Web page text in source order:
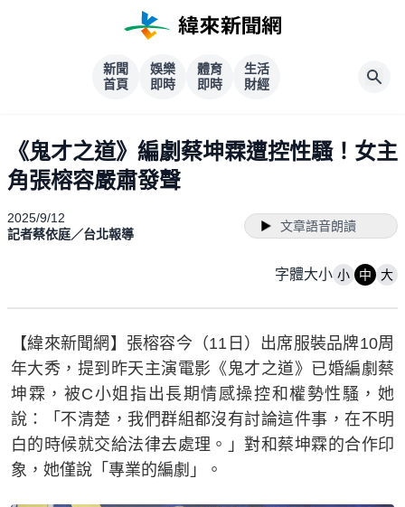
新聞
首頁
娛樂
即時
體育
即時
生活
財經
《鬼才之道》編劇蔡坤霖遭控性騷！女主
角張榕容嚴肅發聲
2025/9/12
記者蔡依庭／台北報導
文章語音朗讀
字體大小 小 中 大
【緯來新聞網】張榕容今（11日）出席服裝品牌10周
年大秀，提到昨天主演電影《鬼才之道》已婚編劇蔡
坤霖，被C小姐指出長期情感操控和權勢性騷，她
說：「不清楚，我們群組都沒有討論這件事，在不明
白的時候就交給法律去處理。」對和蔡坤霖的合作印
象，她僅說「專業的編劇」。